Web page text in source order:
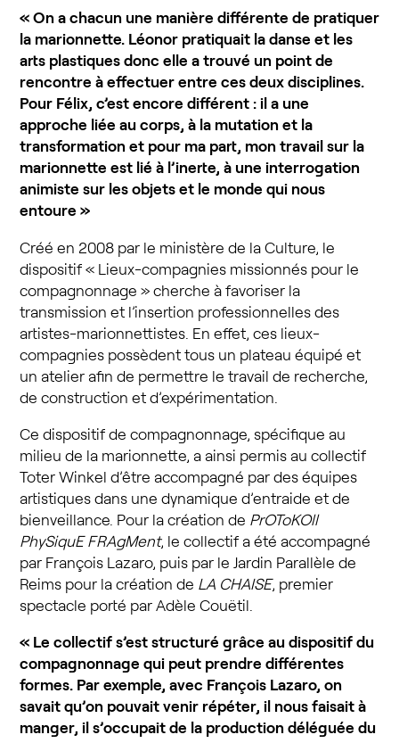
« On a chacun une manière différente de pratiquer
la marionnette. Léonor pratiquait la danse et les
arts plastiques donc elle a trouvé un point de
rencontre à effectuer entre ces deux disciplines.
Pour Félix, c’est encore différent : il a une
approche liée au corps, à la mutation et la
transformation et pour ma part, mon travail sur la
marionnette est lié à l’inerte, à une interrogation
animiste sur les objets et le monde qui nous
entoure »
Créé en 2008 par le ministère de la Culture, le
dispositif « Lieux-compagnies missionnés pour le
compagnonnage » cherche à favoriser la
transmission et l’insertion professionnelles des
artistes-marionnettistes. En effet, ces lieux-
compagnies possèdent tous un plateau équipé et
un atelier afin de permettre le travail de recherche,
de construction et d’expérimentation.
Ce dispositif de compagnonnage, spécifique au
milieu de la marionnette, a ainsi permis au collectif
Toter Winkel d’être accompagné par des équipes
artistiques dans une dynamique d’entraide et de
bienveillance. Pour la création de PrOToKOll
PhySiquE FRAgMent, le collectif a été accompagné
par François Lazaro, puis par le Jardin Parallèle de
Reims pour la création de LA CHAISE, premier
spectacle porté par Adèle Couëtil.
« Le collectif s’est structuré grâce au dispositif du
compagnonnage qui peut prendre différentes
formes. Par exemple, avec François Lazaro, on
savait qu’on pouvait venir répéter, il nous faisait à
manger, il s’occupait de la production déléguée du